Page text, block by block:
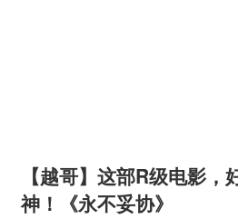
【越哥】这部R级电影
神！《永不妥协》